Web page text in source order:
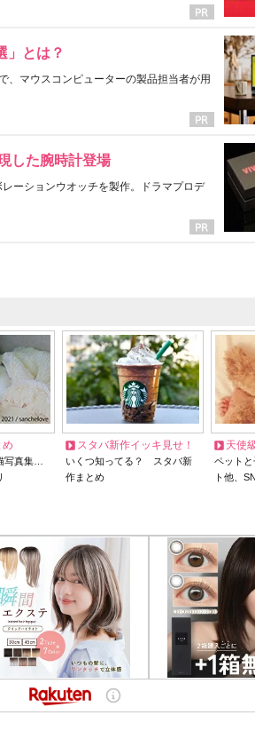
」とは？
、マウスコンピューターの製品担当者が用
した腕時計登場
ーションウオッチを製作。ドラマプロデ
め
写真集…
スタバ新作イッキ見せ！
いくつ知ってる？ スタバ新
作まとめ
天使
ペットと
ト他、